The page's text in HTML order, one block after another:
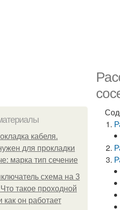
кабеля.
для прокладки
марка тип сечение
схема на 3
такое проходной
как он работает